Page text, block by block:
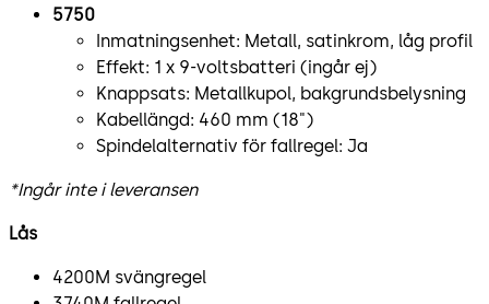
5750
Inmatningsenhet: Metall, satinkrom, låg profil
Effekt: 1 x 9-voltsbatteri (ingår ej)
Knappsats: Metallkupol, bakgrundsbelysning
Kabellängd: 460 mm (18")
Spindelalternativ för fallregel: Ja
*Ingår inte i leveransen
Lås
4200M svängregel